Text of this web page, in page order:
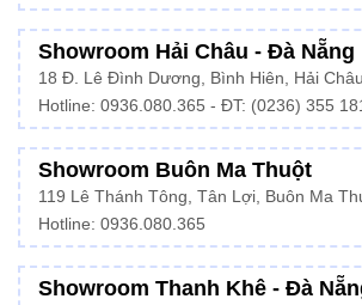
Showroom Hải Châu - Đà Nẵng
18 Đ. Lê Đình Dương, Bình Hiên, Hải
Hotline: 0936.080.365 - ĐT: (0236) 355
Showroom Buôn Ma Thuột
119 Lê Thánh Tông, Tân Lợi, Buôn Ma
Hotline: 0936.080.365
Showroom Thanh Khê - Đà